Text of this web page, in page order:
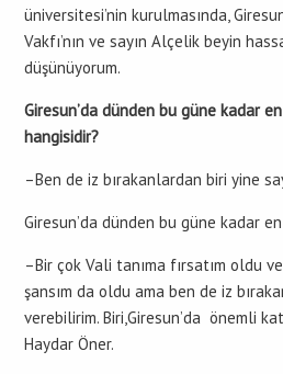
üniversitesi’nin kurulmasında,
Vakfı’nın ve sayın Alçelik beyin
düşünüyorum.
Giresun’da dünden bu güne kadar
hangisidir?
–Ben de iz bırakanlardan biri yine
Giresun’da dünden bu güne kadar
–Bir çok Vali tanıma fırsatım oldu
şansım da oldu ama ben de iz
verebilirim. Biri,Giresun’da önemli
Haydar Öner.